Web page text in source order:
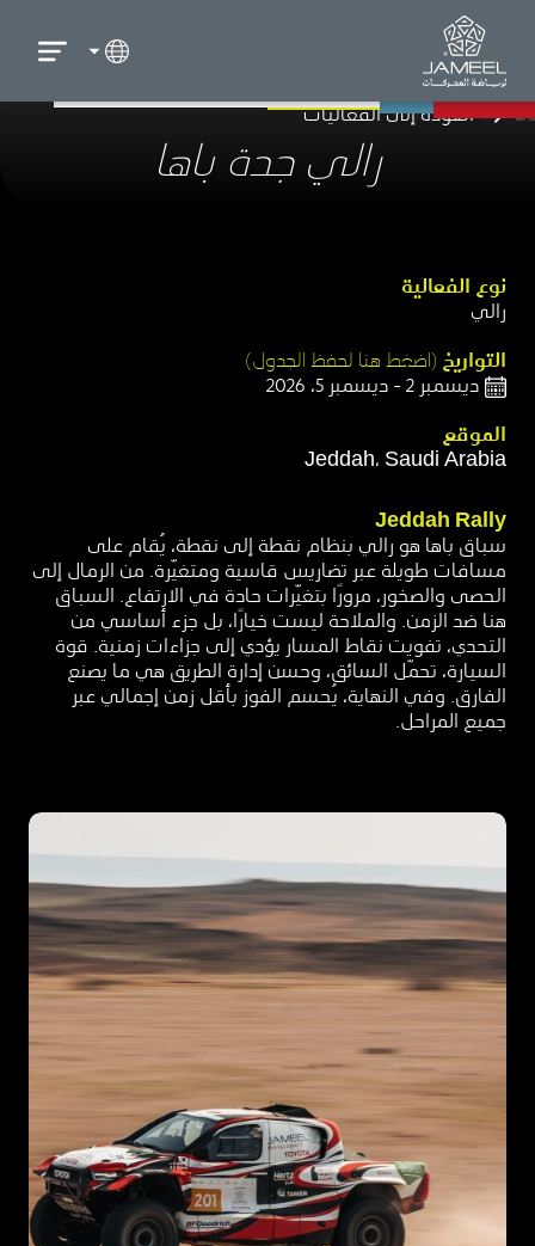
العودة إلى الفعاليات
رالي جدة باها
نوع الفعالية​
رالي
التواريخ (اضغط هنا لحفظ الجدول)​
ديسمبر 2 - ديسمبر 5، 2026
الموقع​
Jeddah، Saudi Arabia
Jeddah Rally
سباق باها هو رالي بنظام نقطة إلى نقطة، يُقام على
مسافات طويلة عبر تضاريس قاسية ومتغيّرة. من الرمال إلى
الحصى والصخور، مرورًا بتغيّرات حادة في الارتفاع. السباق
هنا ضد الزمن. والملاحة ليست خيارًا، بل جزء أساسي من
التحدي، تفويت نقاط المسار يؤدي إلى جزاءات زمنية. قوة
السيارة، تحمّل السائق، وحسن إدارة الطريق هي ما يصنع
الفارق. وفي النهاية، يُحسم الفوز بأقل زمن إجمالي عبر
جميع المراحل.